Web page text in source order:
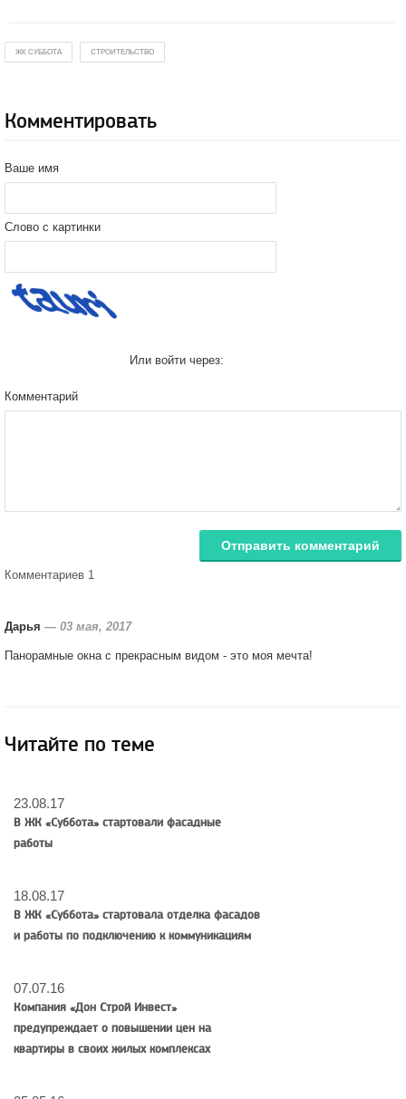
ЖК СУББОТА СТРОИТЕЛЬСТВО
Комментировать
Ваше имя
Слово с картинки
Или войти через:
Комментарий
Отправить комментарий
Комментариев 1
Дарья — 03 мая, 2017
Панорамные окна с прекрасным видом - это моя мечта!
Читайте по теме
23.08.17
В ЖК «Суббота» стартовали фасадные
работы
18.08.17
В ЖК «Суббота» стартовала отделка фасадов
и работы по подключению к коммуникациям
07.07.16
Компания «Дон Строй Инвест»
предупреждает о повышении цен на
квартиры в своих жилых комплексах